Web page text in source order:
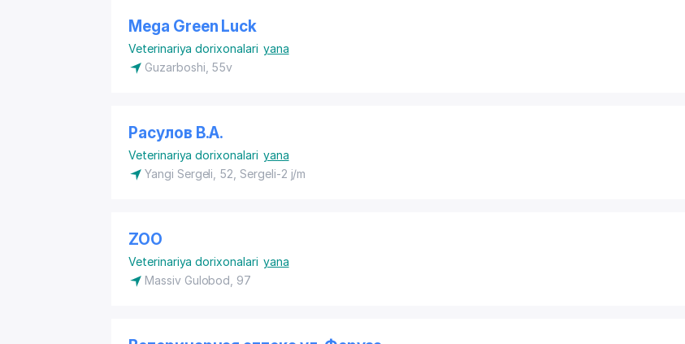
Mega Green Luck
Veterinariya dorixonalari yana
​Guzarboshi, 55v
Расулов В.А.
Veterinariya dorixonalari yana
​Yangi Sergeli, 52, Sergeli-2 j/m
ZOO
Veterinariya dorixonalari yana
​Massiv Gulobod, 97